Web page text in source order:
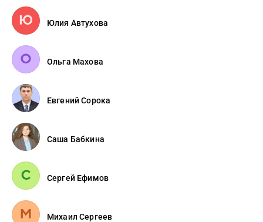
Юлия Автухова
Ольга Махова
Евгений Сорока
Саша Бабкина
Сергей Ефимов
Михаил Сергеев